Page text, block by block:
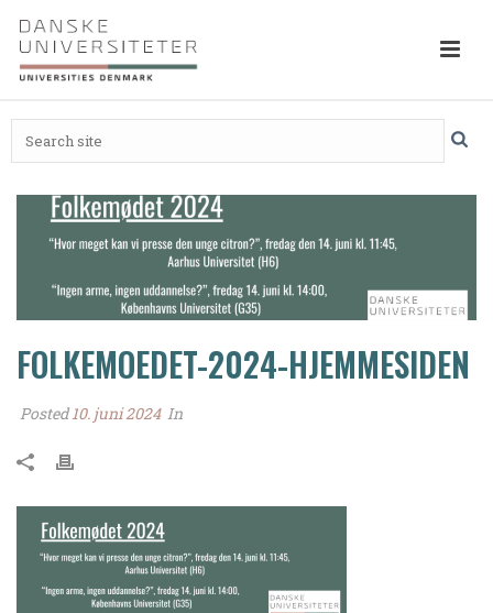
FOLKEMOEDET-2024-HJEMMESIDEN
Posted10. juni 2024 In